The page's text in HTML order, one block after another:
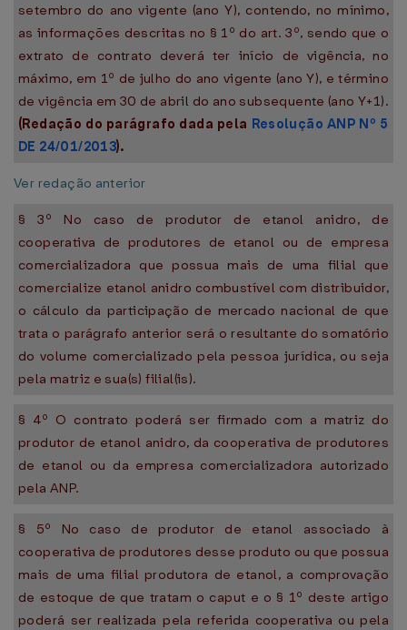
setembro do ano vigente (ano Y), contendo, no mínimo,
as informações descritas no § 1º do art. 3º, sendo que o
extrato de contrato deverá ter início de vigência, no
máximo, em 1º de julho do ano vigente (ano Y), e término
de vigência em 30 de abril do ano subsequente (ano Y+1).
(Redação do parágrafo dada pela Resolução ANP Nº 5
DE 24/01/2013).
Ver redação anterior
§ 3º No caso de produtor de etanol anidro, de
cooperativa de produtores de etanol ou de empresa
comercializadora que possua mais de uma filial que
comercialize etanol anidro combustível com distribuidor,
o cálculo da participação de mercado nacional de que
trata o parágrafo anterior será o resultante do somatório
do volume comercializado pela pessoa jurídica, ou seja
pela matriz e sua(s) filial(is).
§ 4º O contrato poderá ser firmado com a matriz do
produtor de etanol anidro, da cooperativa de produtores
de etanol ou da empresa comercializadora autorizado
pela ANP.
§ 5º No caso de produtor de etanol associado à
cooperativa de produtores desse produto ou que possua
mais de uma filial produtora de etanol, a comprovação
de estoque de que tratam o caput e o § 1º deste artigo
poderá ser realizada pela referida cooperativa ou pela